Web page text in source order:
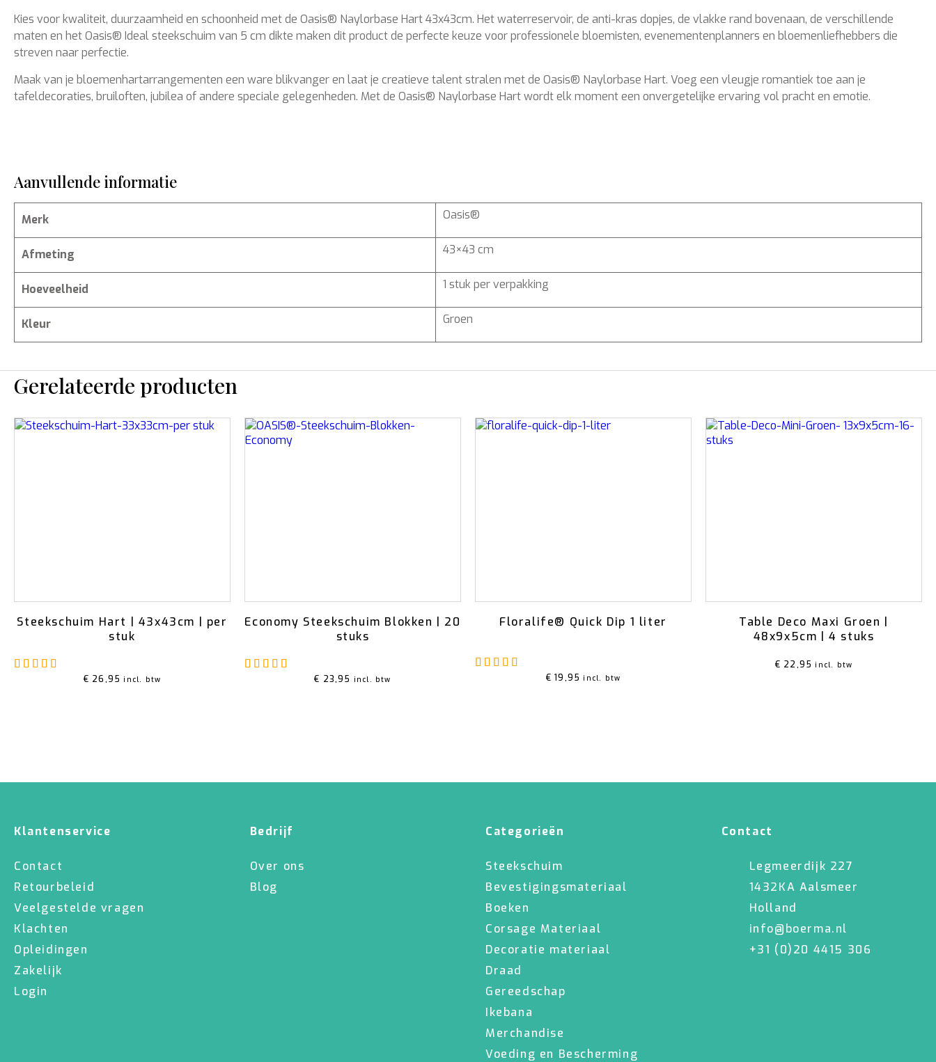
Kies voor kwaliteit, duurzaamheid en schoonheid met de Oasis® Naylorbase Hart 43x43cm. Het waterreservoir, de anti-kras dopjes, de vlakke rand bovenaan, de verschillende
maten en het Oasis® Ideal steekschuim van 5 cm dikte maken dit product de perfecte keuze voor professionele bloemisten, evenementenplanners en bloemenliefhebbers die
streven naar perfectie.
Maak van je bloemenhartarrangementen een ware blikvanger en laat je creatieve talent stralen met de Oasis® Naylorbase Hart. Voeg een vleugje romantiek toe aan je
tafeldecoraties, bruiloften, jubilea of andere speciale gelegenheden. Met de Oasis® Naylorbase Hart wordt elk moment een onvergetelijke ervaring vol pracht en emotie.
Aanvullende informatie
Merk Oasis®
Afmeting 43×43 cm
Hoeveelheid 1 stuk per verpakking
Kleur Groen
Gerelateerde producten
Steekschuim Hart | 43x43cm | per
stuk
€ 26,95 incl. btw
Economy Steekschuim Blokken | 20
stuks
€ 23,95 incl. btw
Floralife® Quick Dip 1 liter
€ 19,95 incl. btw
Table Deco Maxi Groen |
48x9x5cm | 4 stuks
€ 22,95 incl. btw
Klantenservice
Contact
Retourbeleid
Veelgestelde vragen
Klachten
Opleidingen
Zakelijk
Login
Bedrijf
Over ons
Blog
Categorieën
Steekschuim
Bevestigingsmateriaal
Boeken
Corsage Materiaal
Decoratie materiaal
Draad
Gereedschap
Ikebana
Merchandise
Voeding en Bescherming
Contact
Legmeerdijk 227
1432KA Aalsmeer
Holland
info@boerma.nl
+31 (0)20 4415 306